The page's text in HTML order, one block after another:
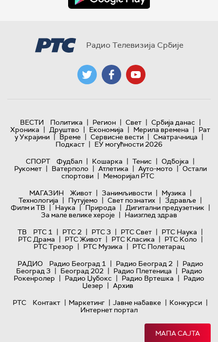
Радио Телевизија Србије
ВЕСТИ Политика | Регион | Свет | Србија данас |
Хроника | Друштво | Економија | Мерила времена | Рат
у Украјини | Време | Сервисне вести | Сматрачница |
Подкаст | ЕУ могућности 2026
СПОРТ
Фудбал | Кошарка | Тенис | Одбојка |
Рукомет | Ватерполо | Атлетика | Ауто-мото | Остали
спортови | Меморијал РТС
МАГАЗИН
Живот | Занимљивости | Музика |
Технологијa | Путујемо | Свет познатих | Здравље |
Филм и ТВ | Наука | Природа | Дигитални предузетник |
За мале велике хероје | Наизглед здрав
ТВ
РТС 1 | РТС 2 | РТС 3 | РТС Свет | РТС Наука |
РТС Драма | РТС Живот | РТС Класика | РТС Коло |
РТС Трезор | РТС Музика | РТС Полетарац
РАДИО
Радио Београд 1 | Радио Београд 2 | Радио
Београд 3 | Београд 202 | Радио Плетеница | Радио
Рокенролер | Радио Џубокс | Радио Вртешка | Радио
Џезер | Архив
РТС
Контакт | Маркетинг | Јавне набавке | Конкурси |
Интернет портал
МАПА САЈТА